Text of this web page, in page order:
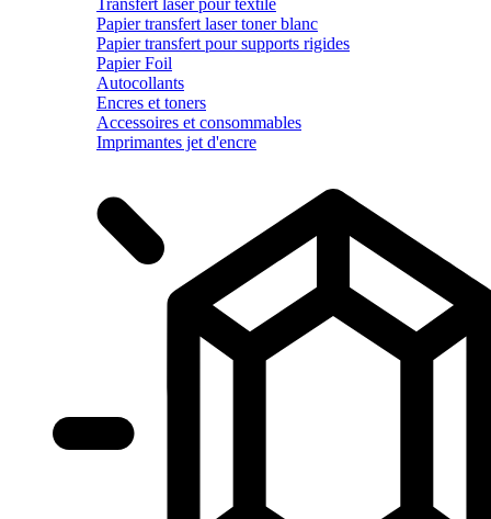
Papier transfert laser toner blanc
Papier transfert pour supports rigides
Papier Foil
Autocollants
Encres et toners
Accessoires et consommables
Imprimantes jet d'encre